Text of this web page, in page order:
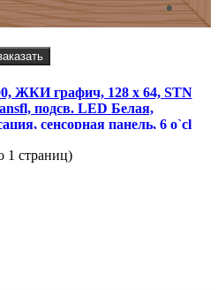
ЖКИ графич, 128 x 64, STN
подсв. LED Белая,
сенсорная панель, 6 o`cl
1 страниц)